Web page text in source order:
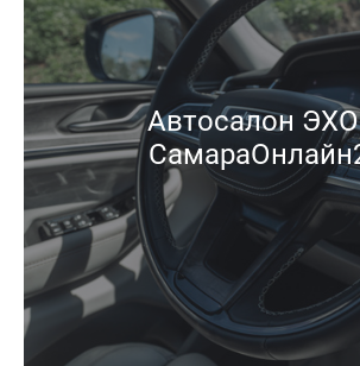
Автосалон